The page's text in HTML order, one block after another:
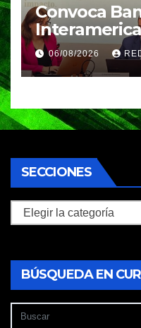
Convoca
a
análisis
06/08/2026
SECCIONES
Secciones
BÚSQUEDA EN